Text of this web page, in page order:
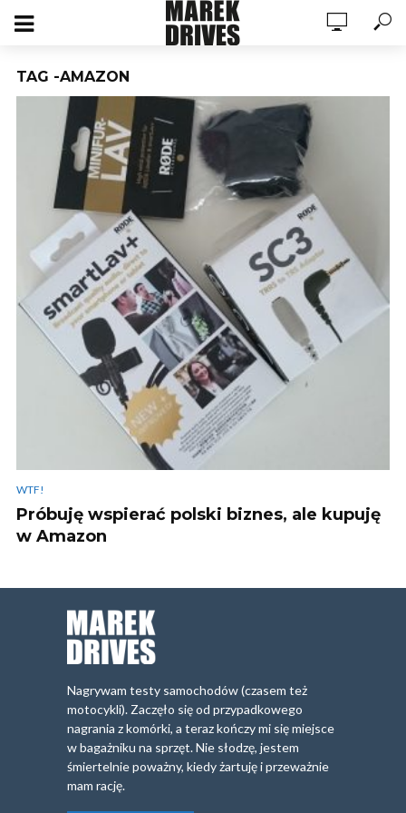
TAG -AMAZON
WTF!
Próbuję wspierać polski biznes, ale kupuję
w Amazon
Nagrywam testy samochodów (czasem też
motocykli). Zaczęło się od przypadkowego
nagrania z komórki, a teraz kończy mi się miejsce
w bagażniku na sprzęt. Nie słodzę, jestem
śmiertelnie poważny, kiedy żartuję i przeważnie
mam rację.